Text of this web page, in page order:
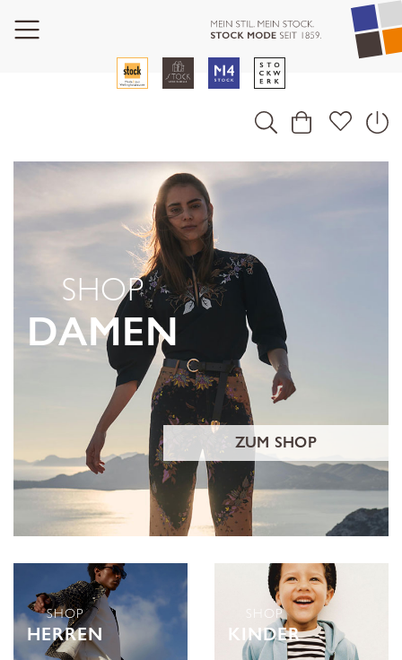
SHOP
DAMEN
ZUM SHOP
SHOP
HERREN
SHOP
KINDER